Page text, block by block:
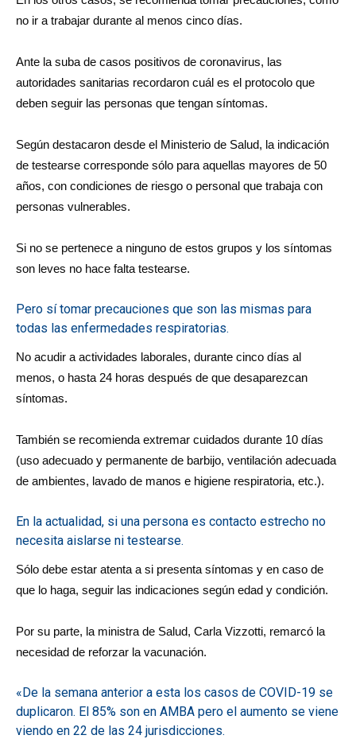
no ir a trabajar durante al menos cinco días.
Ante la suba de casos positivos de coronavirus, las
autoridades sanitarias recordaron cuál es el protocolo que
deben seguir las personas que tengan síntomas.
Según destacaron desde el Ministerio de Salud, la indicación
de testearse corresponde sólo para aquellas mayores de 50
años, con condiciones de riesgo o personal que trabaja con
personas vulnerables.
Si no se pertenece a ninguno de estos grupos y los síntomas
son leves no hace falta testearse.
Pero sí tomar precauciones que son las mismas para
todas las enfermedades respiratorias.
No acudir a actividades laborales, durante cinco días al
menos, o hasta 24 horas después de que desaparezcan
síntomas.
También se recomienda extremar cuidados durante 10 días
(uso adecuado y permanente de barbijo, ventilación adecuada
de ambientes, lavado de manos e higiene respiratoria, etc.).
En la actualidad, si una persona es contacto estrecho no
necesita aislarse ni testearse.
Sólo debe estar atenta a si presenta síntomas y en caso de
que lo haga, seguir las indicaciones según edad y condición.
Por su parte, la ministra de Salud, Carla Vizzotti, remarcó la
necesidad de reforzar la vacunación.
«De la semana anterior a esta los casos de COVID-19 se
duplicaron. El 85% son en AMBA pero el aumento se viene
viendo en 22 de las 24 jurisdicciones.